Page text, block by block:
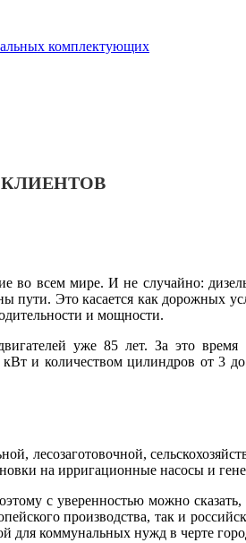
во всем мире. И не случайно:
пути. Это касается как
и мощности.
уже 85 лет. За это
и количеством цилиндров от 3
лесозаготовочной,
на ирригационные насосы и
с уверенностью можно
производства, так и
коммунальных нужд в черте